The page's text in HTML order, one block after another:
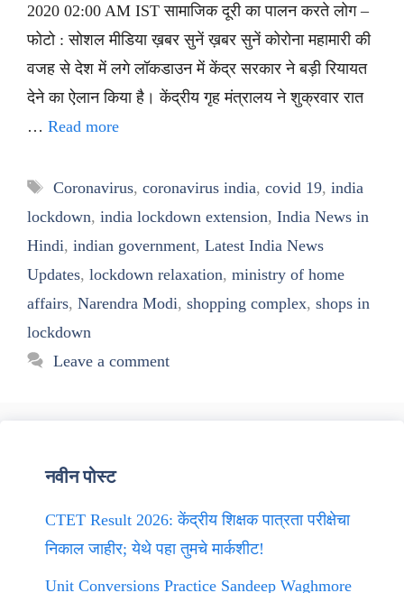
2020 02:00 AM IST सामाजिक दूरी का पालन करते लोग –
फोटो : सोशल मीडिया ख़बर सुनें ख़बर सुनें कोरोना महामारी की
वजह से देश में लगे लॉकडाउन में केंद्र सरकार ने बड़ी रियायत
देने का ऐलान किया है। केंद्रीय गृह मंत्रालय ने शुक्रवार रात
… Read more
Tags
Coronavirus, coronavirus india, covid 19, india
lockdown, india lockdown extension, India News in
Hindi, indian government, Latest India News
Updates, lockdown relaxation, ministry of home
affairs, Narendra Modi, shopping complex, shops in
lockdown
Leave a comment
नवीन पोस्ट
CTET Result 2026: केंद्रीय शिक्षक पात्रता परीक्षेचा
निकाल जाहीर; येथे पहा तुमचे मार्कशीट!
Unit Conversions Practice Sandeep Waghmore